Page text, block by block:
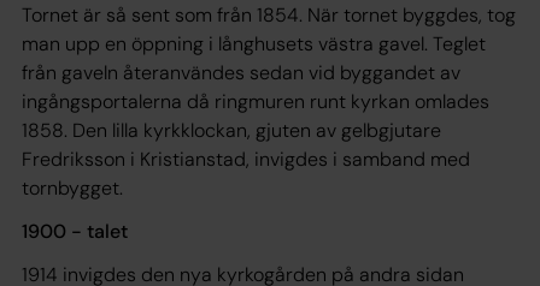
Tornet är så sent som från 1854. När tornet byggdes, tog
man upp en öppning i långhusets västra gavel. Teglet
från gaveln återanvändes sedan vid byggandet av
ingångsportalerna då ringmuren runt kyrkan omlades
1858. Den lilla kyrkklockan, gjuten av gelbgjutare
Fredriksson i Kristianstad, invigdes i samband med
tornbygget.
1900 - talet
1914 invigdes den nya kyrkogården på andra sidan